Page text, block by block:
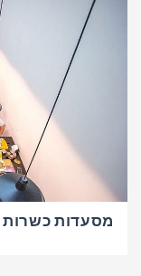
מסעדות כשרות